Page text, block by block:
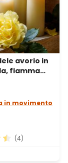
avorio in
fiamma
15-17,5, Ø
in movimento
media di 4.5
(4)